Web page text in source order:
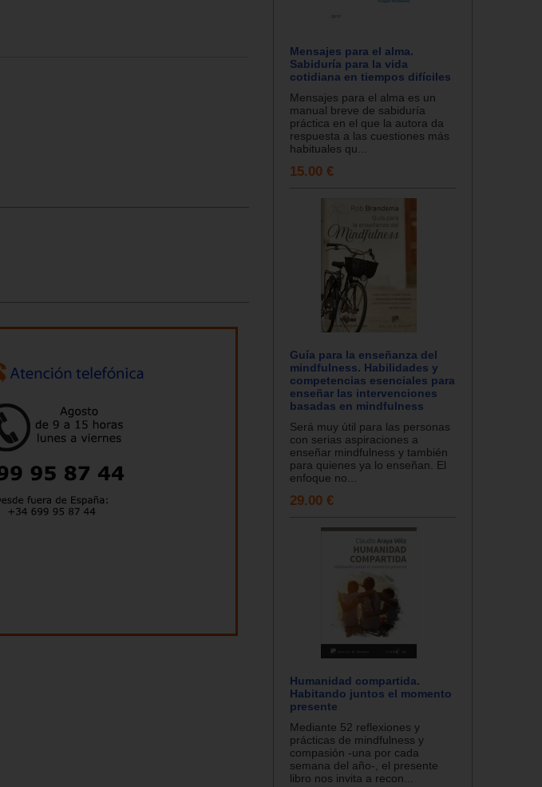
Mensajes para el alma.
Sabiduría para la vida
cotidiana en tiempos difíciles
Mensajes para el alma es un
manual breve de sabiduría
práctica en el que la autora da
respuesta a las cuestiones más
habituales qu...
15.00 €
Guía para la enseñanza del
mindfulness. Habilidades y
competencias esenciales para
enseñar las intervenciones
basadas en mindfulness
Será muy útil para las personas
con serias aspiraciones a
enseñar mindfulness y también
para quienes ya lo enseñan. El
enfoque no...
29.00 €
Humanidad compartida.
Habitando juntos el momento
presente
Mediante 52 reflexiones y
prácticas de mindfulness y
compasión -una por cada
semana del año-, el presente
libro nos invita a recon...